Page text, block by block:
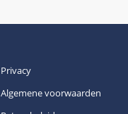
Privacy
Algemene voorwaarden